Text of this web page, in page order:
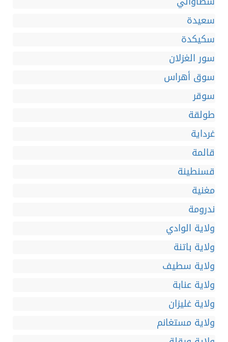
سعيدة
سكيكدة
سور الغزلان
سوق أهراس
سوقر
طولقة
غرداية
قالمة
قسنطينة
مغنية
ندرومة
ولاية الوادي
ولاية باتنة
ولاية سطيف
ولاية عنابة
ولاية غليزان
ولاية مستغانم